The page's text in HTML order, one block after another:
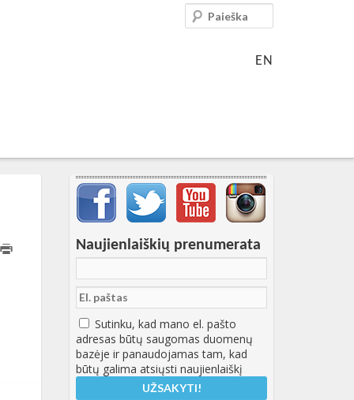
EN
Paieška
Svarbių įrašų meniu
Naujienlaiškių prenumerata
Sutinku, kad mano el. pašto
adresas būtų saugomas duomenų
bazėje ir panaudojamas tam, kad
būtų galima atsiųsti naujienlaiškį